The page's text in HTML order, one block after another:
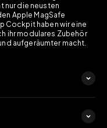
nur die neusten
Apple MagSafe
Cockpit haben wir eine
ihr modulares Zubehör
aufgeräumter macht.